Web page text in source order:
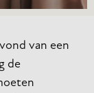
van een
de